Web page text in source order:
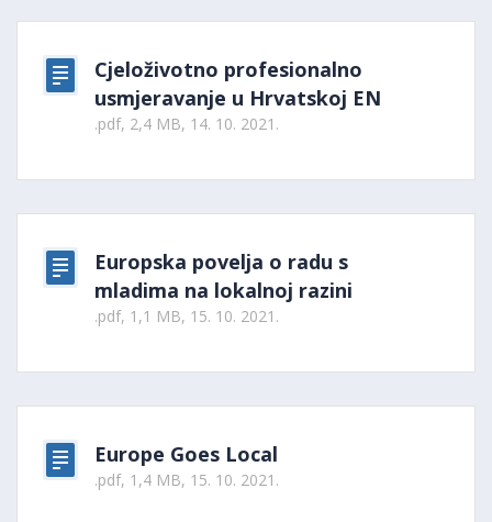
Cjeloživotno profesionalno
usmjeravanje u Hrvatskoj EN
.pdf, 2,4 MB, 14. 10. 2021.
Europska povelja o radu s
mladima na lokalnoj razini
.pdf, 1,1 MB, 15. 10. 2021.
Europe Goes Local
.pdf, 1,4 MB, 15. 10. 2021.